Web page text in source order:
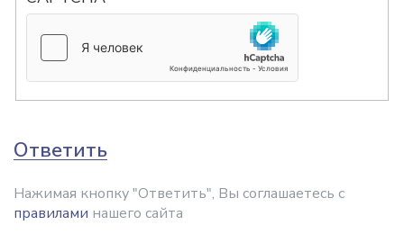
Ответить
Нажимая кнопку "Ответить", Вы соглашаетесь с
правилами нашего сайта